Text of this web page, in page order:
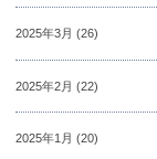
2025年3月 (26)
2025年2月 (22)
2025年1月 (20)